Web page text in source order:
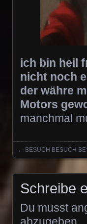
ich bin heil
nicht noch
der währe
Motors
manchmal
Posts
← BESUCH BESUCH
Schreibe
Du musst